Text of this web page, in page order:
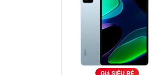
Giá SIÊU RẺ